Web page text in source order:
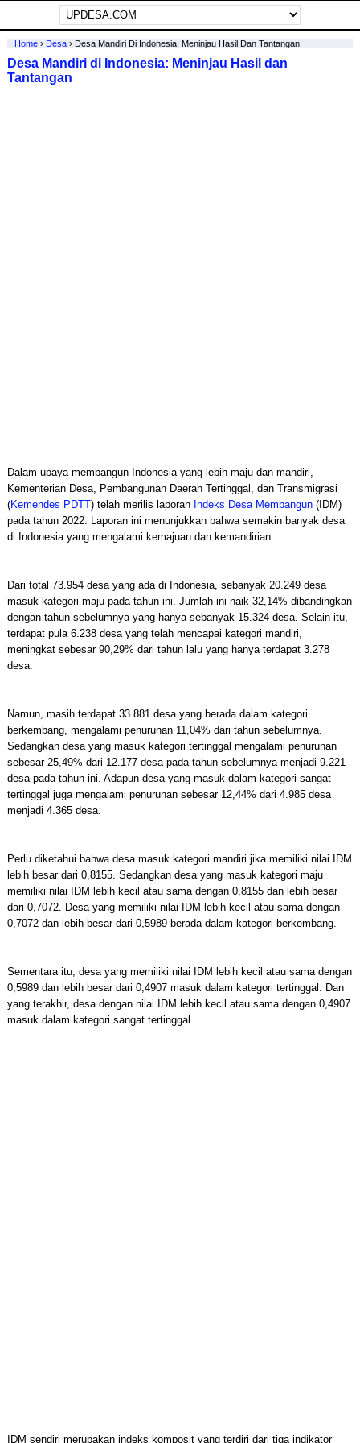
Home› Desa› Desa Mandiri Di Indonesia: Meninjau Hasil Dan Tantangan
Desa Mandiri di Indonesia: Meninjau Hasil dan
Tantangan
Dalam upaya membangun Indonesia yang lebih maju dan mandiri,
Kementerian Desa, Pembangunan Daerah Tertinggal, dan Transmigrasi
(Kemendes PDTT) telah merilis laporan Indeks Desa Membangun(IDM)
pada tahun 2022. Laporan ini menunjukkan bahwa semakin banyak desa
di Indonesia yang mengalami kemajuan dan kemandirian.
Dari total 73.954 desa yang ada di Indonesia, sebanyak 20.249 desa
masuk kategori maju pada tahun ini. Jumlah ini naik 32,14% dibandingkan
dengan tahun sebelumnya yang hanya sebanyak 15.324 desa. Selain itu,
terdapat pula 6.238 desa yang telah mencapai kategori mandiri,
meningkat sebesar 90,29% dari tahun lalu yang hanya terdapat 3.278
desa.
Namun, masih terdapat 33.881 desa yang berada dalam kategori
berkembang, mengalami penurunan 11,04% dari tahun sebelumnya.
Sedangkan desa yang masuk kategori tertinggal mengalami penurunan
sebesar 25,49% dari 12.177 desa pada tahun sebelumnya menjadi 9.221
desa pada tahun ini. Adapun desa yang masuk dalam kategori sangat
tertinggal juga mengalami penurunan sebesar 12,44% dari 4.985 desa
menjadi 4.365 desa.
Perlu diketahui bahwa desa masuk kategori mandiri jika memiliki nilai IDM
lebih besar dari 0,8155. Sedangkan desa yang masuk kategori maju
memiliki nilai IDM lebih kecil atau sama dengan 0,8155 dan lebih besar
dari 0,7072. Desa yang memiliki nilai IDM lebih kecil atau sama dengan
0,7072 dan lebih besar dari 0,5989 berada dalam kategori berkembang.
Sementara itu, desa yang memiliki nilai IDM lebih kecil atau sama dengan
0,5989 dan lebih besar dari 0,4907 masuk dalam kategori tertinggal. Dan
yang terakhir, desa dengan nilai IDM lebih kecil atau sama dengan 0,4907
masuk dalam kategori sangat tertinggal.
IDM sendiri merupakan indeks komposit yang terdiri dari tiga indikator